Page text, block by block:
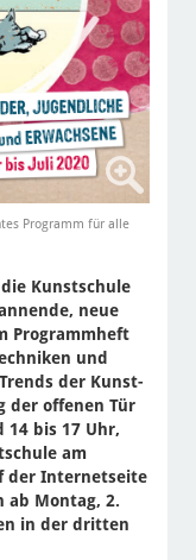
Programm für alle
Kunstschule
neue
Programmheft
und
der Kunst-
der offenen Tür
14 bis 17 Uhr,
am
der Internetseite
ab Montag, 2.
in der dritten